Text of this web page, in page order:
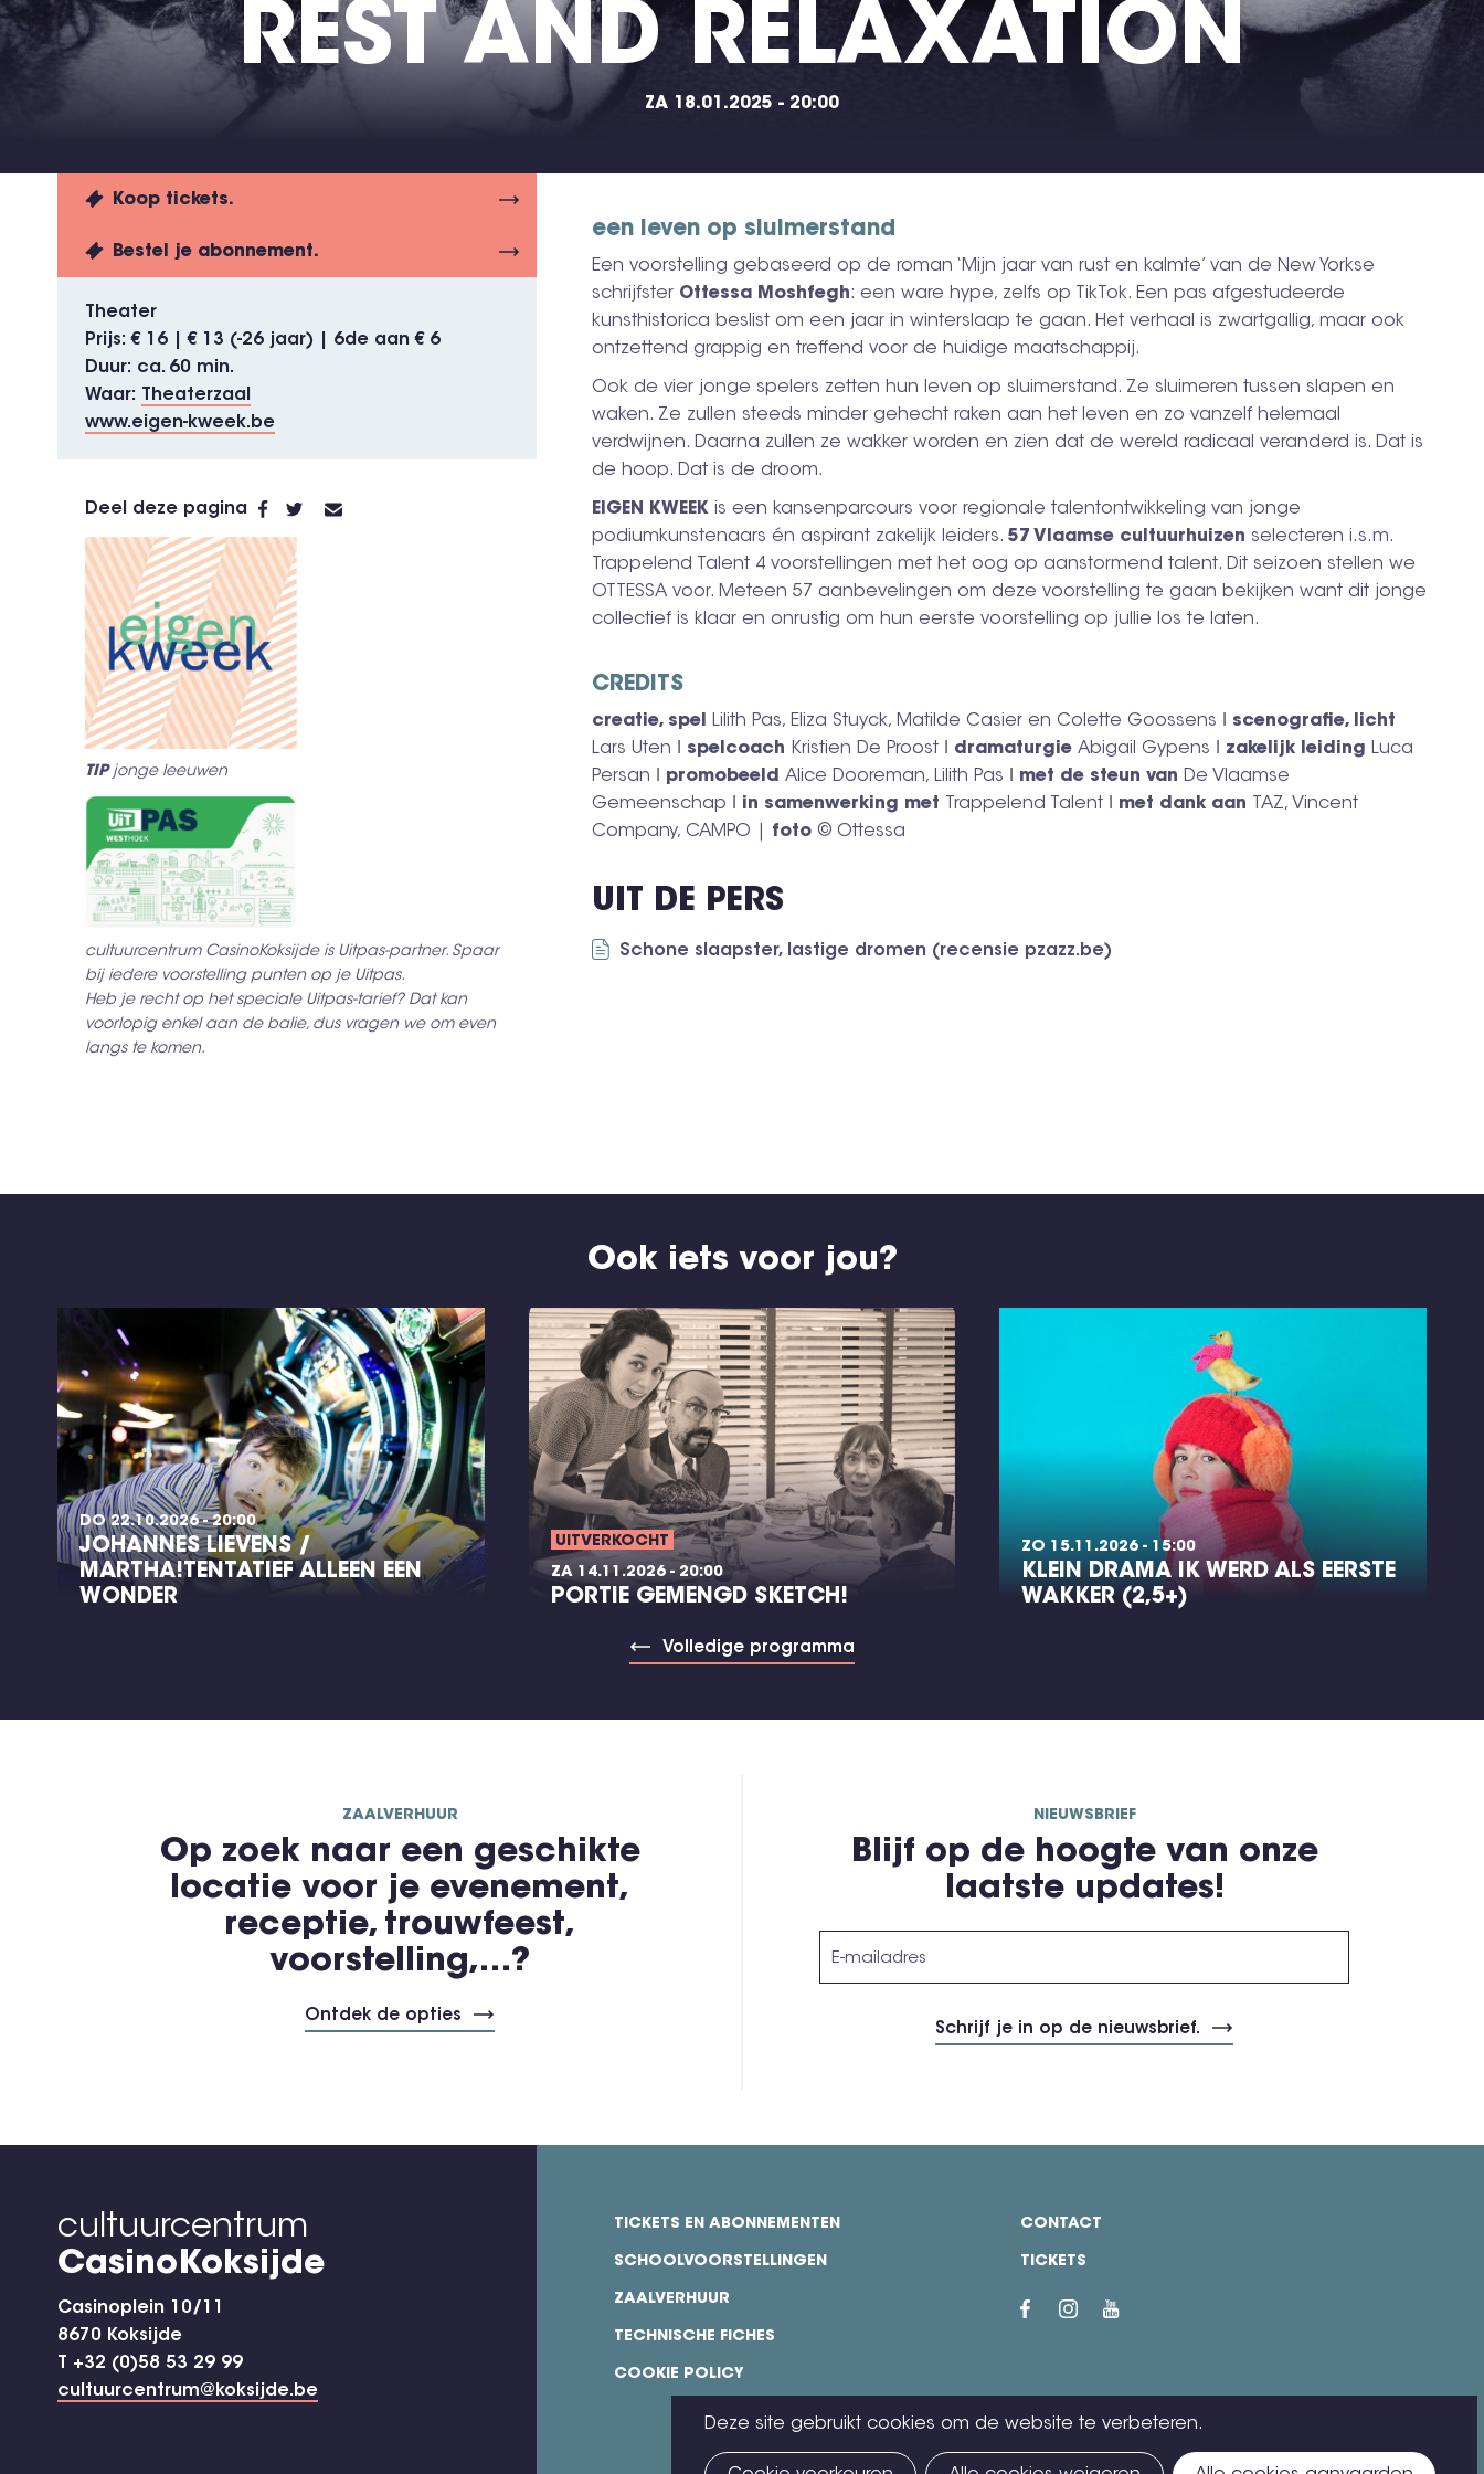
REST AND RELAXATION
ZA 18.01.2025 - 20:00
Koop tickets.
Bestel je abonnement.
Theater
Prijs
€ 16 | € 13 (-26 jaar) | 6de aan € 6
Duur
ca. 60 min.
Waar
Theaterzaal
www.eigen-kweek.be
Deel deze pagina
TIPjonge leeuwen
cultuurcentrum CasinoKoksijde is Uitpas-partner. Spaar
bij iedere voorstelling punten op je Uitpas.
Heb je recht op het speciale Uitpas-tarief? Dat kan
voorlopig enkel aan de balie, dus vragen we om even
langs te komen.
een leven op sluimerstand
Een voorstelling gebaseerd op de roman ‘Mijn jaar van rust en kalmte’ van de New Yorkse
schrijfster Ottessa Moshfegh: een ware hype, zelfs op TikTok. Een pas afgestudeerde
kunsthistorica beslist om een jaar in winterslaap te gaan. Het verhaal is zwartgallig, maar ook
ontzettend grappig en treffend voor de huidige maatschappij.
Ook de vier jonge spelers zetten hun leven op sluimerstand. Ze sluimeren tussen slapen en
waken. Ze zullen steeds minder gehecht raken aan het leven en zo vanzelf helemaal
verdwijnen. Daarna zullen ze wakker worden en zien dat de wereld radicaal veranderd is. Dat is
de hoop. Dat is de droom.
EIGEN KWEEK is een kansenparcours voor regionale talentontwikkeling van jonge
podiumkunstenaars én aspirant zakelijk leiders. 57 Vlaamse cultuurhuizen selecteren i.s.m.
Trappelend Talent 4 voorstellingen met het oog op aanstormend talent. Dit seizoen stellen we
OTTESSA voor. Meteen 57 aanbevelingen om deze voorstelling te gaan bekijken want dit jonge
collectief is klaar en onrustig om hun eerste voorstelling op jullie los te laten.
CREDITS
creatie, spel Lilith Pas, Eliza Stuyck, Matilde Casier en Colette Goossens ǀ
scenografie, licht
Lars Uten ǀ spelcoach Kristien De Proost ǀ dramaturgie Abigail Gypens ǀ zakelijk leiding Luca
Persan ǀ
promobeeld Alice Dooreman, Lilith Pas ǀ met de steun van De Vlaamse
Gemeenschap ǀ in samenwerking met Trappelend Talent ǀ met dank aan
TAZ, Vincent
Company, CAMPO | foto © Ottessa
UIT DE PERS
Schone slaapster, lastige dromen (recensie pzazz.be)
Ook iets voor jou?
DO 22.10.2026 - 20:00
JOHANNES LIEVENS /
MARTHA!TENTATIEF ALLEEN EEN
WONDER
UITVERKOCHT
ZA 14.11.2026 - 20:00
PORTIE GEMENGD SKETCH!
ZO 15.11.2026 - 15:00
KLEIN DRAMA IK WERD ALS EERSTE
WAKKER (2,5+)
Volledige programma
ZAALVERHUUR
Op zoek naar een geschikte
locatie voor je evenement,
receptie, trouwfeest,
voorstelling,…?
Ontdek de opties
NIEUWSBRIEF
Blijf op de hoogte van onze
laatste updates!
cultuurcentrum
CasinoKoksijde
Casinoplein 10/11
8670 Koksijde
T +32 (0)58 53 29 99
cultuurcentrum@koksijde.be
Deze site gebruikt cookies om de website te verbeteren.
footer
TICKETS EN ABONNEMENTEN
SCHOOLVOORSTELLINGEN
ZAALVERHUUR
TECHNISCHE FICHES
COOKIE POLICY
CONTACT
TICKETS